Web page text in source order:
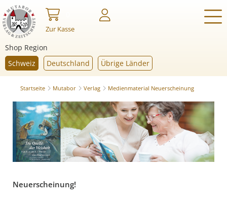
Zur Kasse
Shop Region
Schweiz
Deutschland Übrige Länder
Startseite Mutabor Verlag Medienmaterial Neuerscheinung
Neuerscheinung!